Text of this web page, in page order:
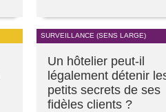
SURVEILLANCE (SENS LARGE)
Un hôtelier peut-il
légalement détenir
petits secrets de ses
fidèles clients ?